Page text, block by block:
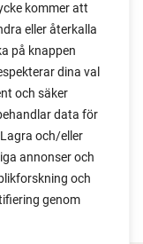
kommer att
eller återkalla
på knappen
dina val
och säker
data för
och/eller
annonser och
och
genom